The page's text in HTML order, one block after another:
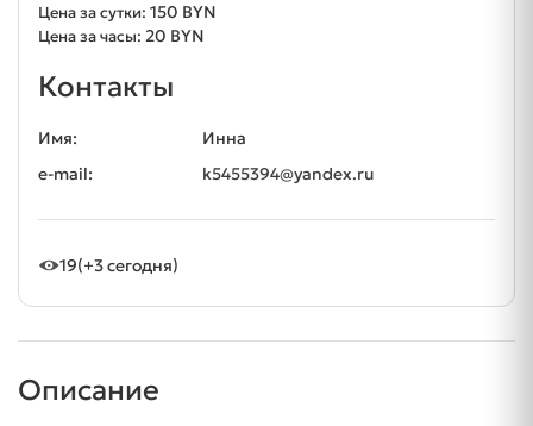
Цена за сутки: 150 BYN
Цена за часы: 20 BYN
Контакты
Имя:
Инна
e-mail:
k5455394@yandex.ru
19(+3 сегодня)
Описание